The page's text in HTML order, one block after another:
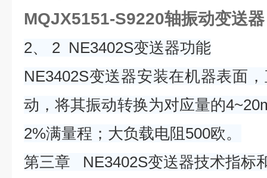
MQJX5151-S9220轴振动变送器
2、 2 NE3402S变送器功能
NE3402S变送器安装在机器表面
动，将其振动转换为对应量的
2%满量程；大负载电阻500欧。
第三章 NE3402S变送器技术指标